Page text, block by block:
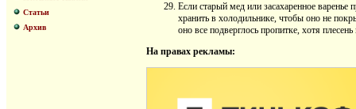
Статьи
Архив
Если старый мед или засахаренное
хранить в холодильнике, чтобы оно не
оно все подверглось пропитке, хотя
На правах рекламы: